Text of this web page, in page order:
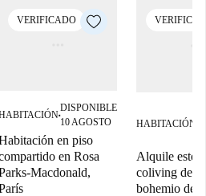
VERIFICADO
■
DISPONIBLE
10 AGOSTO
en piso
en Rosa
Macdonald,
HABITACIÓN
Alquile este
coliving de
bohemio de